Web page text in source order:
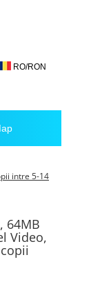
RO/RON
intre 5-14
64MB
Video,